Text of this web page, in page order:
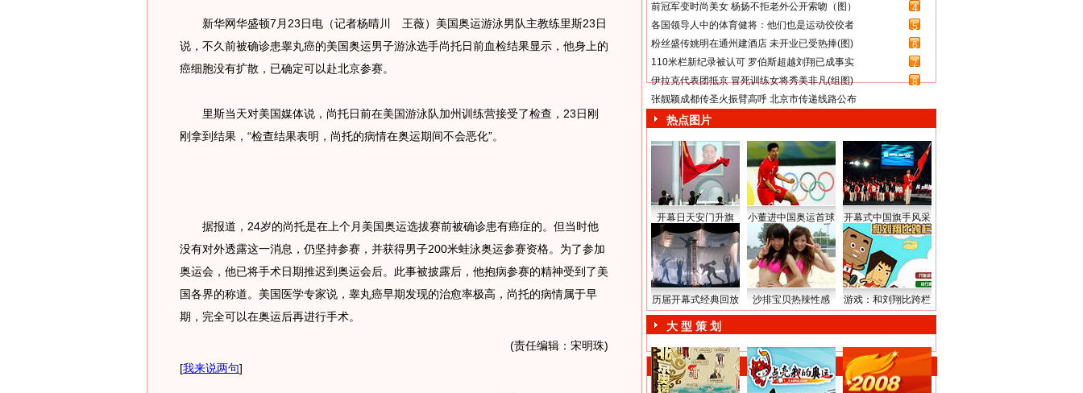
新华网华盛顿7月23日电（记者杨晴川 王薇）美国奥运游泳男队主教练里斯23日
说，不久前被确诊患睾丸癌的美国奥运男子游泳选手尚托日前血检结果显示，他身上的
癌细胞没有扩散，已确定可以赴北京参赛。
里斯当天对美国媒体说，尚托日前在美国游泳队加州训练营接受了检查，23日刚
刚拿到结果，“检查结果表明，尚托的病情在奥运期间不会恶化”。
据报道，24岁的尚托是在上个月美国奥运选拔赛前被确诊患有癌症的。但当时他
没有对外透露这一消息，仍坚持参赛，并获得男子200米蛙泳奥运参赛资格。为了参加
奥运会，他已将手术日期推迟到奥运会后。此事被披露后，他抱病参赛的精神受到了美
国各界的称道。美国医学专家说，睾丸癌早期发现的治愈率极高，尚托的病情属于早
期，完全可以在奥运后再进行手术。
(责任编辑：宋明珠)
[我来说两句]
前冠军变时尚美女 杨扬不拒老外公开索吻（图）
4
各国领导人中的体育健将：他们也是运动佼佼者
5
粉丝盛传姚明在通州建酒店 未开业已受热捧(图)
6
110米栏新纪录被认可 罗伯斯超越刘翔已成事实
7
伊拉克代表团抵京 冒死训练女将秀美非凡(组图)
8
张靓颖成都传圣火振臂高呼 北京市传递线路公布
热点图片
开幕日天安门升旗 小董进中国奥运首球 开幕式中国旗手风采
历届开幕式经典回放 沙排宝贝热辣性感 游戏：和刘翔比跨栏
大 型 策 划